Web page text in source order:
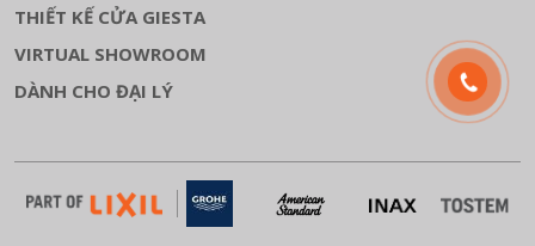
THIẾT KẾ CỬA GIESTA
VIRTUAL SHOWROOM
DÀNH CHO ĐẠI LÝ